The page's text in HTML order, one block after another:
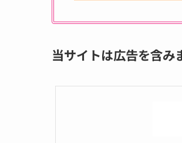
当サイトは広告を含み